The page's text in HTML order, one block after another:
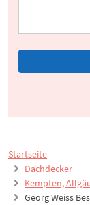
Startseite
Dachdecker
Kempten,
Georg Weiss